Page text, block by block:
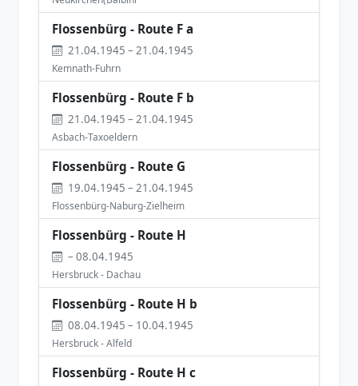
Flossenbürg - Route F a
21.04.1945 – 21.04.1945
Kemnath-Fuhrn
Flossenbürg - Route F b
21.04.1945 – 21.04.1945
Asbach-Taxoeldern
Flossenbürg - Route G
19.04.1945 – 21.04.1945
Flossenbürg-Naburg-Zielheim
Flossenbürg - Route H
– 08.04.1945
Hersbruck - Dachau
Flossenbürg - Route H b
08.04.1945 – 10.04.1945
Hersbruck - Alfeld
Flossenbürg - Route H c